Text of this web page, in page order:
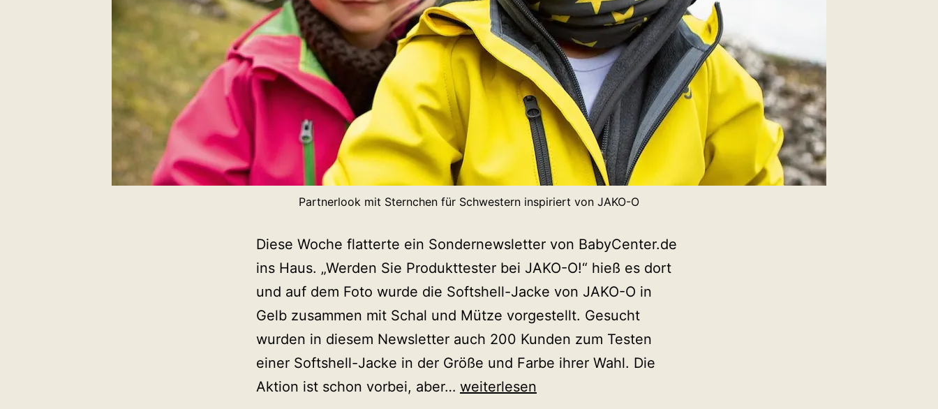
Partnerlook mit Sternchen für Schwestern inspiriert von JAKO-O
Diese Woche flatterte ein Sondernewsletter von BabyCenter.de
ins Haus. „Werden Sie Produkttester bei JAKO-O!“ hieß es dort
und auf dem Foto wurde die Softshell-Jacke von JAKO-O in
Gelb zusammen mit Schal und Mütze vorgestellt. Gesucht
wurden in diesem Newsletter auch 200 Kunden zum Testen
einer Softshell-Jacke in der Größe und Farbe ihrer Wahl. Die
Aktion ist schon vorbei, aber… Partnerlook
weiterlesen